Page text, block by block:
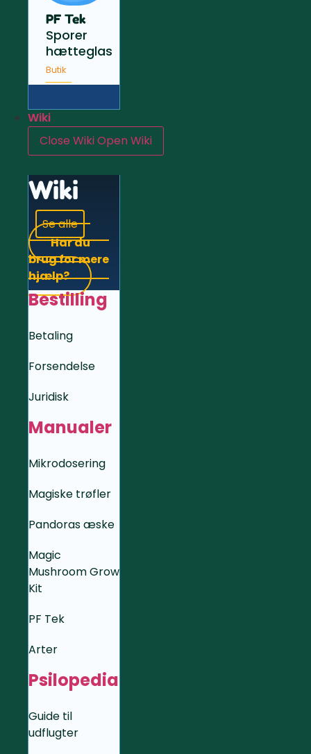
PF Tek
Sporer
hætteglas
Butik
Wiki
Close WikiOpen Wiki
Wiki
Se alle
Har du
brug for mere
hjælp?
Bestilling
Betaling
Forsendelse
Juridisk
Manualer
Mikrodosering
Magiske trøfler
Pandoras æske
Magic
Mushroom Grow
Kit
PF Tek
Arter
Psilopedia
Guide til
udflugter